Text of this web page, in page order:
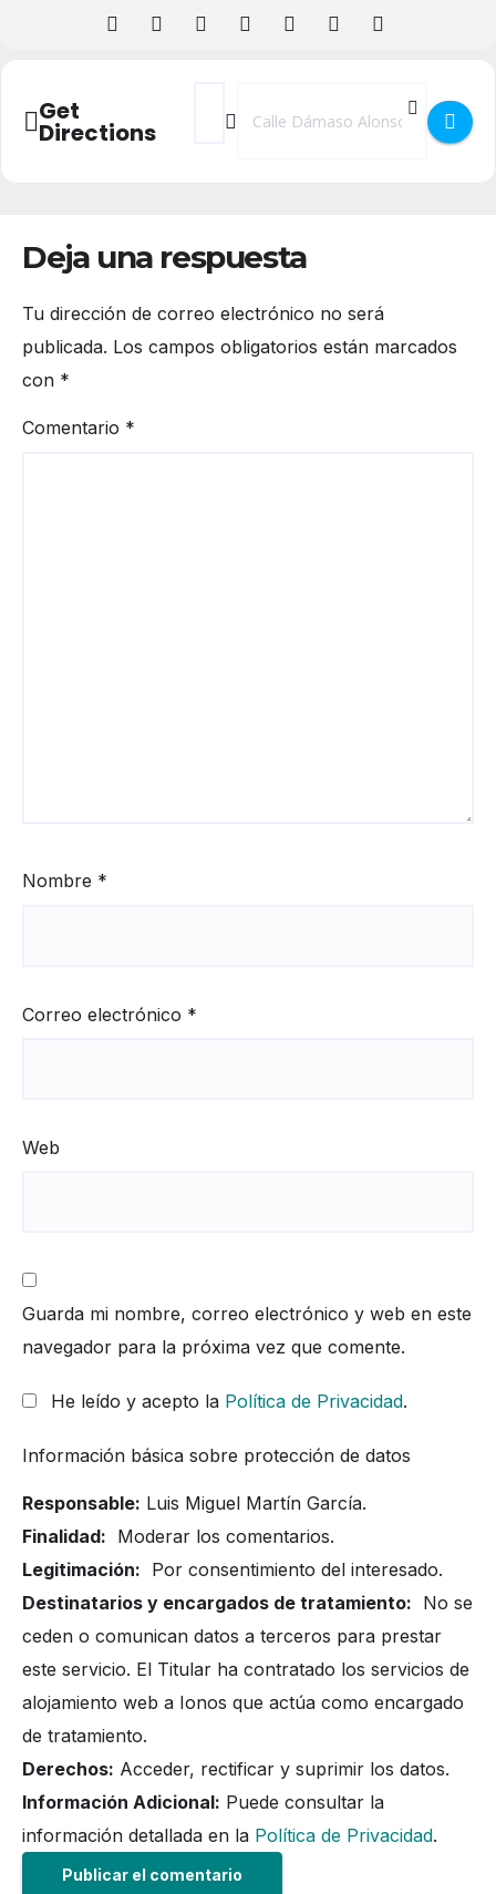
Get
Directions
Address - Cartelera Cines Artesiete []
Destination Address - Cartelera
Deja una respuesta
Tu dirección de correo electrónico no será
publicada. Los campos obligatorios están marcados
con *
Comentario *
Nombre *
Correo electrónico *
Web
Guarda mi nombre, correo electrónico y web en este
navegador para la próxima vez que comente.
He leído y acepto la Política de Privacidad.
Información básica sobre protección de datos
Responsable: Luis Miguel Martín García.
Finalidad: Moderar los comentarios.
Legitimación: Por consentimiento del interesado.
Destinatarios y encargados de tratamiento: No se
ceden o comunican datos a terceros para prestar
este servicio. El Titular ha contratado los servicios de
alojamiento web a Ionos que actúa como encargado
de tratamiento.
Derechos: Acceder, rectificar y suprimir los datos.
Información Adicional: Puede consultar la
información detallada en la Política de Privacidad.